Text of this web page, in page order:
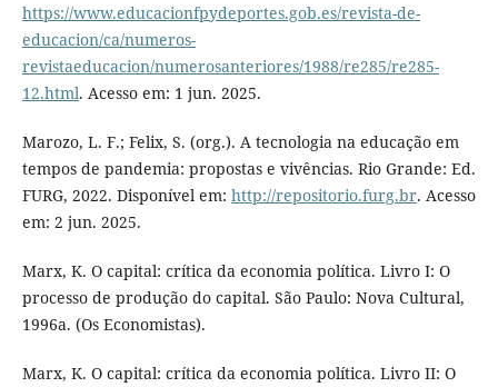
https://www.educacionfpydeportes.gob.es/revista-de-
educacion/ca/numeros-
revistaeducacion/numerosanteriores/1988/re285/re285-
12.html. Acesso em: 1 jun. 2025.
Marozo, L. F.; Felix, S. (org.). A tecnologia na educação em
tempos de pandemia: propostas e vivências. Rio Grande: Ed.
FURG, 2022. Disponível em: http://repositorio.furg.br. Acesso
em: 2 jun. 2025.
Marx, K. O capital: crítica da economia política. Livro I: O
processo de produção do capital. São Paulo: Nova Cultural,
1996a. (Os Economistas).
Marx, K. O capital: crítica da economia política. Livro II: O